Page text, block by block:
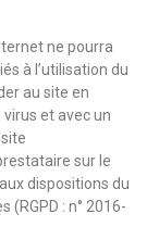
ne pourra
à l’utilisation du
au site en
et avec un
sur le
dispositions du
(RGPD : n° 2016-